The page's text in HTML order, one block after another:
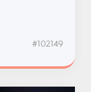
#102149